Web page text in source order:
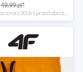
49.99 zł*